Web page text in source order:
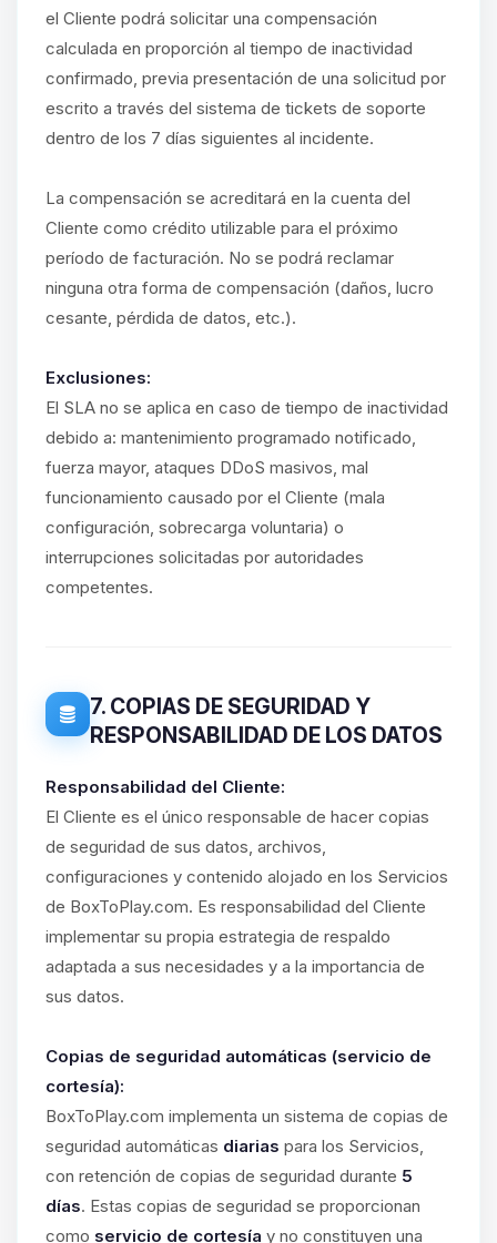
el Cliente podrá solicitar una compensación
calculada en proporción al tiempo de inactividad
confirmado, previa presentación de una solicitud por
escrito a través del sistema de tickets de soporte
dentro de los 7 días siguientes al incidente.
La compensación se acreditará en la cuenta del
Cliente como crédito utilizable para el próximo
período de facturación. No se podrá reclamar
ninguna otra forma de compensación (daños, lucro
cesante, pérdida de datos, etc.).
Exclusiones:
El SLA no se aplica en caso de tiempo de inactividad
debido a: mantenimiento programado notificado,
fuerza mayor, ataques DDoS masivos, mal
funcionamiento causado por el Cliente (mala
configuración, sobrecarga voluntaria) o
interrupciones solicitadas por autoridades
competentes.
7. COPIAS DE SEGURIDAD Y
RESPONSABILIDAD DE LOS DATOS
Responsabilidad del Cliente:
El Cliente es el único responsable de hacer copias
de seguridad de sus datos, archivos,
configuraciones y contenido alojado en los Servicios
de BoxToPlay.com. Es responsabilidad del Cliente
implementar su propia estrategia de respaldo
adaptada a sus necesidades y a la importancia de
sus datos.
Copias de seguridad automáticas (servicio de
cortesía):
BoxToPlay.com implementa un sistema de copias de
seguridad automáticas diarias para los Servicios,
con retención de copias de seguridad durante 5
días. Estas copias de seguridad se proporcionan
como servicio de cortesía y no constituyen una